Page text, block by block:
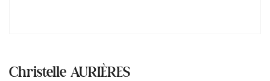
Christelle AURIÈRES